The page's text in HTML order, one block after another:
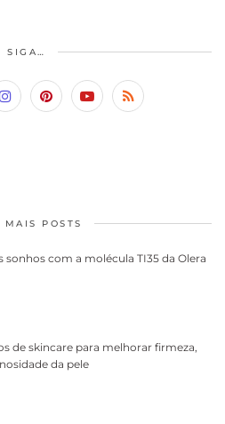
SIGA…
MAIS POSTS
sonhos com a molécula TI35 da Olera
de skincare para melhorar firmeza,
da pele